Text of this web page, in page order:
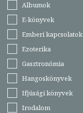
Albumok
E-könyvek
Emberi kapcsolatok
Ezoterika
Gasztronómia
Hangoskönyvek
Ifjúsági könyvek
Irodalom